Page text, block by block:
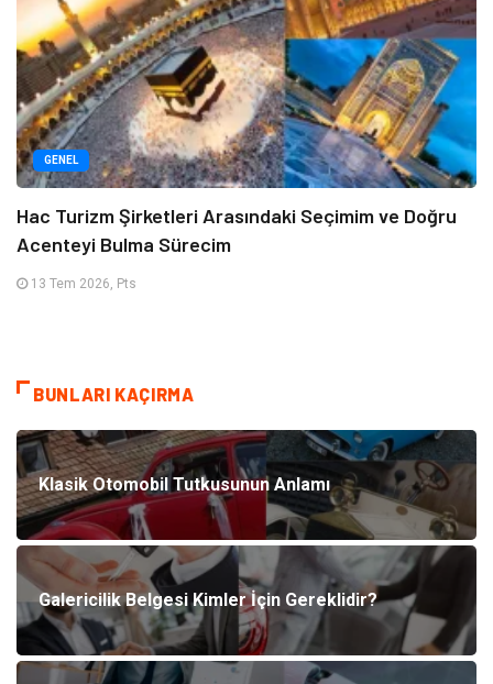
GENEL
Hac Turizm Şirketleri Arasındaki Seçimim ve Doğru
Acenteyi Bulma Sürecim
13 Tem 2026, Pts
BUNLARI KAÇIRMA
Klasik Otomobil Tutkusunun Anlamı
Galericilik Belgesi Kimler İçin Gereklidir?